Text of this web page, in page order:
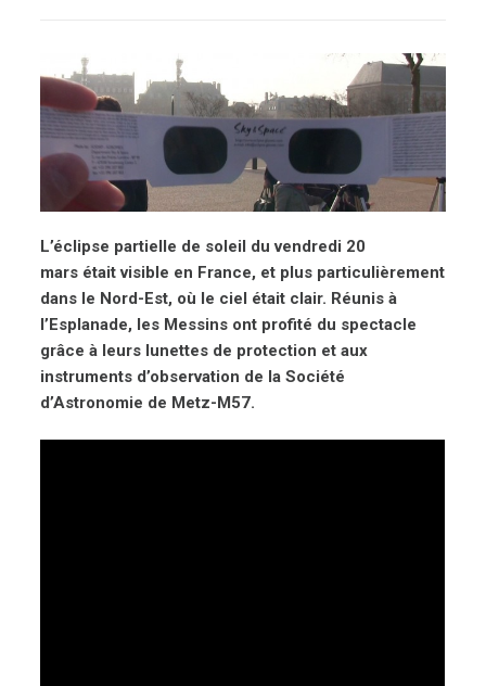
L’éclipse partielle de soleil du vendredi 20
mars était visible en France, et plus particulièrement
dans le Nord-Est, où le ciel était clair. Réunis à
l’Esplanade, les Messins ont profité du spectacle
grâce à leurs lunettes de protection et aux
instruments d’observation de la Société
d’Astronomie de Metz-M57.